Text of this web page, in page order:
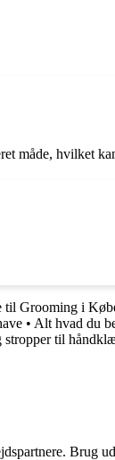
måde, hvilket
til Grooming i
• Alt hvad du
stropper til
Brug